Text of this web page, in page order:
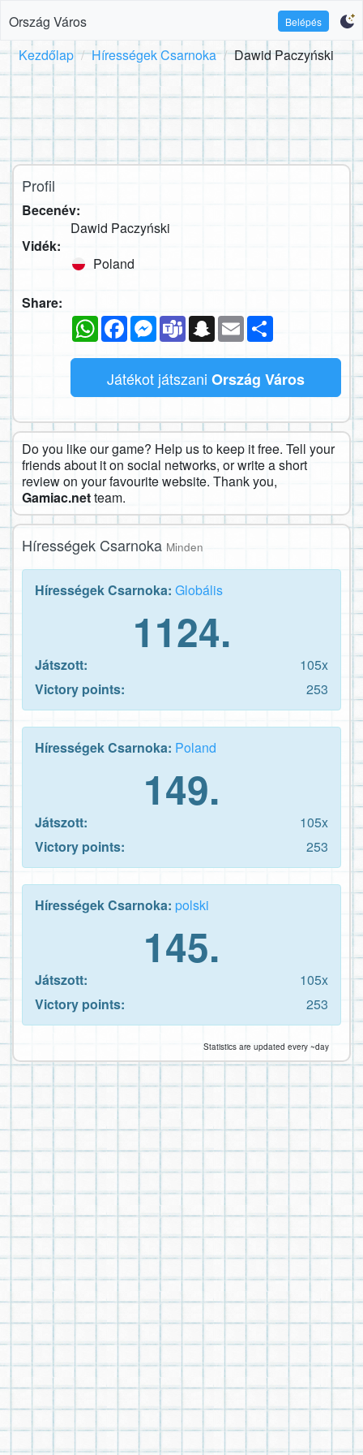
Ország Város Belépés
Kezdőlap Hírességek Csarnoka Dawid Paczyński
Profil
Becenév:
Dawid Paczyński
Vidék:
Poland
Share:
WhatsAppFacebookMessenger
TeamsSnapchat
Email
Játékot játszani Ország Város
Do you like our game? Help us to keep it free. Tell your
friends about it on social networks, or write a short
review on your favourite website. Thank you,
Gamiac.netteam.
Hírességek Csarnoka Minden
Hírességek Csarnoka: Globális
1124.
Játszott:
105x
Victory points:
253
Hírességek Csarnoka: Poland
149.
Játszott:
105x
Victory points:
253
Hírességek Csarnoka: polski
145.
Játszott:
105x
Victory points:
253
Statistics are updated every ~day